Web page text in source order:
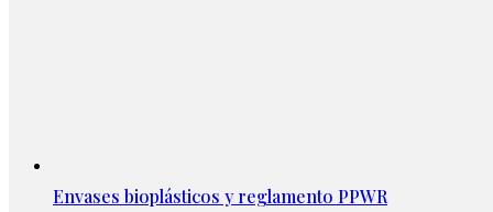
Envases bioplásticos y reglamento PPWR